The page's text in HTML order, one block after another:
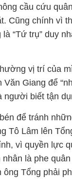
cầu cứu
Cũng chính vì
“Tứ trụ” duy
vị trí của
Giang để
người biết tận
để tránh
Tô Lâm lên
vì quyền lực
là phe
Tổng phải